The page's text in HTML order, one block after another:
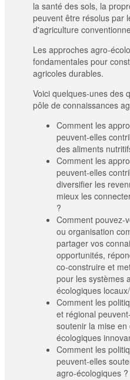
la santé des sols, la
peuvent être résolus par
d'agriculture
Les approches agro-
fondamentales pour
agricoles durables.
Voici quelques-unes des
pôle de connaissances
Comment les
peuvent-elles
des aliments
Comment les
peuvent-elles
diversifier les
mieux les
?
Comment pouvez-
ou organisation
partager vos
opportunités,
co-construire et
pour les systèmes
écologiques
Comment les
et régional
soutenir la mise
écologiques
Comment les
peuvent-elles
agro-écologiques ?